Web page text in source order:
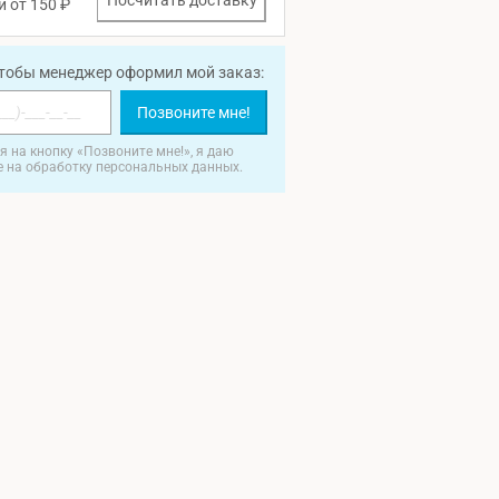
от 150 ₽
менеджер оформил мой заказ:
Позвоните мне!
на кнопку «Позвоните мне!», я даю
на обработку персональных данных.